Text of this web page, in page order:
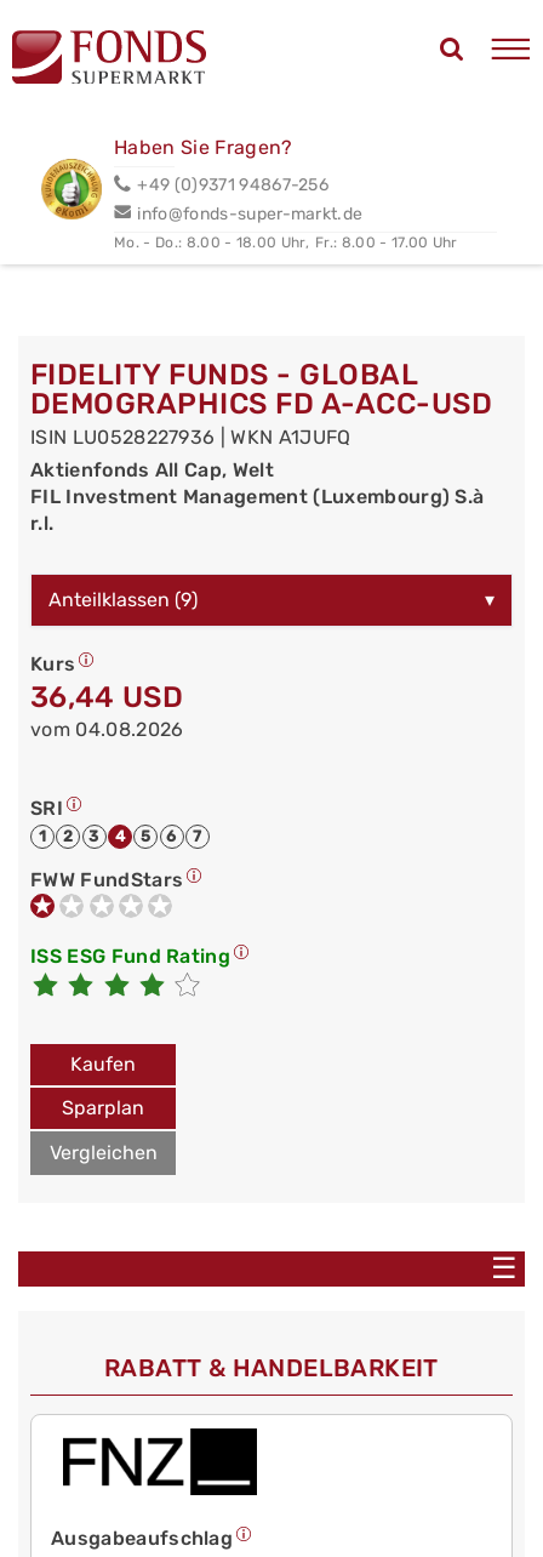
Haben Sie Fragen?
+49 (0)9371 94867-256
info@fonds-super-markt.de
Mo. - Do.: 8.00 - 18.00 Uhr, Fr.: 8.00 - 17.00 Uhr
FIDELITY FUNDS - GLOBAL
DEMOGRAPHICS FD A-ACC-USD
ISIN LU0528227936 | WKN A1JUFQ
Aktienfonds All Cap, Welt
FIL Investment Management (Luxembourg) S.à
r.l.
Anteilklassen (9) ▾
Kurs
36,44 USD
vom 04.08.2026
SRI
1 2 3 4 5 6 7
FWW FundStars
ISS ESG Fund Rating
Kaufen
Sparplan
Vergleichen
☰
RABATT & HANDELBARKEIT
Ausgabeaufschlag